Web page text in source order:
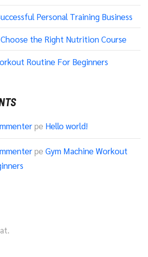
Personal Training Business
Choose the Right Nutrition Course
Routine For Beginners
pe Hello world!
pe Gym Machine Workout